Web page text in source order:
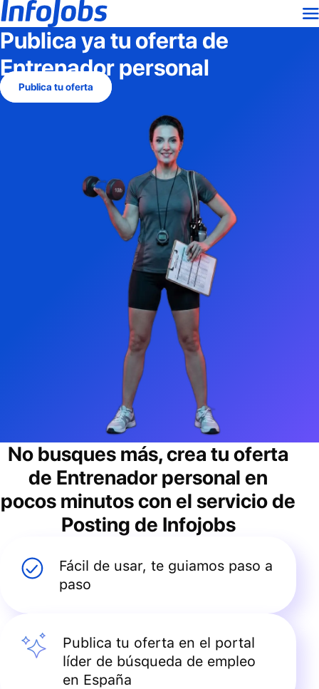
Publica ya tu oferta de
Entrenador personal
Publica tu oferta
No busques más, crea tu oferta
de Entrenador personal en
pocos minutos con el servicio de
Posting de Infojobs
Fácil de usar, te guiamos paso a
paso
Publica tu oferta en el portal
líder de búsqueda de empleo
en España